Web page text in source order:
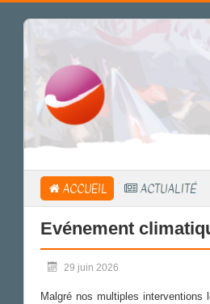
ACCUEIL ACTUALITÉ
Evénement
29 juin 2026
Malgré nos multiples